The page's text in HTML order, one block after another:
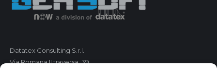
Datatex Consulting S.r.l.
Via Romana II traversa, 39